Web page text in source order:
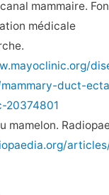
mammaire.
médicale
duct-
20374801
mamelon.